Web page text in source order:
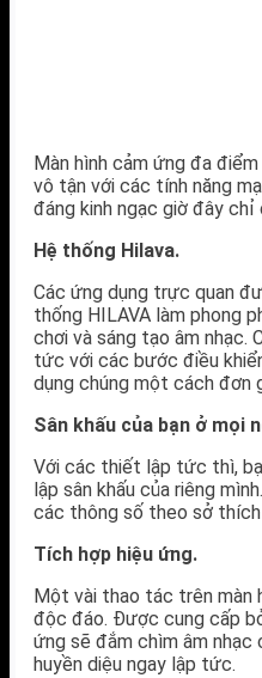
Màn hình cảm ứng đa
vô tận với các tính năng
đáng kinh ngạc giờ đây
Hệ thống Hilava.
Các ứng dụng trực quan
thống HILAVA làm phong
chơi và sáng tạo âm nhạc.
tức với các bước điều
dụng chúng một cách đơn
Sân khấu của bạn ở mọi
Với các thiết lập tức thì,
lập sân khấu của riêng
các thông số theo sở thích
Tích hợp hiệu ứng.
Một vài thao tác trên màn
độc đáo. Được cung cấp
ứng sẽ đắm chìm âm nhạc
huyền diệu ngay lập tức.